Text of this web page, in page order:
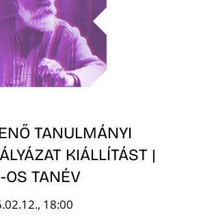
TANULMÁNYI
KIÁLLÍTÁST |
TANÉV
18:00